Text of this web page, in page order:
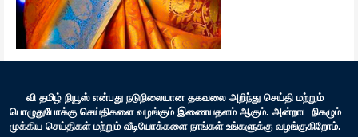
வி தமிழ் நியூஸ் என்பது நடுநிலையான தகவலை அறிந்து செய்தி மற்றும்
பொழுதுபோக்கு செய்திகளை வழங்கும் இணையதளம் ஆகும். அன்றாட நிகழும்
முக்கிய செய்திகள் மற்றும் வீடியோக்களை நாங்கள் உங்களுக்கு வழங்குகிறோம்.